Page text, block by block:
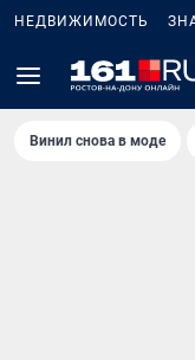
НЕДВИЖИМОСТЬ
Винил снова в моде